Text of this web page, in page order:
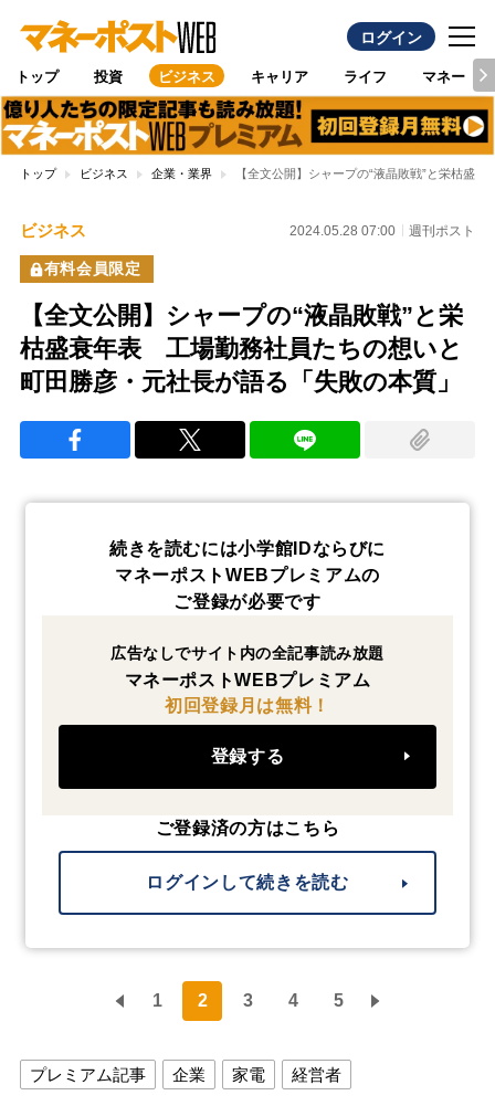
ログイン
トップ 投資 ビジネス キャリア ライフ マネー
トップ ビジネス 企業・業界 【全文公開】シャープの“液晶敗戦”と栄枯盛
ビジネス 2024.05.28 07:00 週刊ポスト
有料会員限定
【全文公開】シャープの“液晶敗戦”と栄
枯盛衰年表 工場勤務社員たちの想いと
町田勝彦・元社長が語る「失敗の本質」
続きを読むには小学館IDならびに
マネーポストWEBプレミアムの
ご登録が必要です
広告なしでサイト内の全記事読み放題
マネーポストWEBプレミアム
初回登録月は無料！
登録する
ご登録済の方はこちら
ログインして続きを読む
1 2 3 4 5
プレミアム記事 企業 家電 経営者